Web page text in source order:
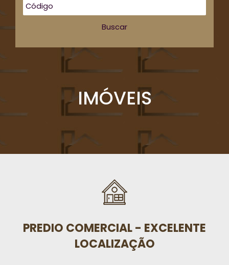
IMÓVEIS
PREDIO COMERCIAL - EXCELENTE
LOCALIZAÇÃO